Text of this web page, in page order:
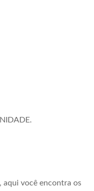
aqui você encontra os